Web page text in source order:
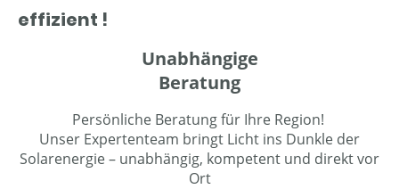
effizient !
Unabhängige
Beratung
Persönliche Beratung für Ihre Region!
Unser Expertenteam bringt Licht ins Dunkle der
Solarenergie – unabhängig, kompetent und direkt vor
Ort